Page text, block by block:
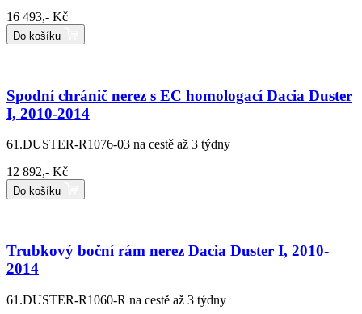
16 493,- Kč
Do košíku
Spodní chránič nerez s EC homologací Dacia Duster
I, 2010-2014
61.DUSTER-R1076-03 na cestě až 3 týdny
12 892,- Kč
Do košíku
Trubkový boční rám nerez Dacia Duster I, 2010-
2014
61.DUSTER-R1060-R na cestě až 3 týdny